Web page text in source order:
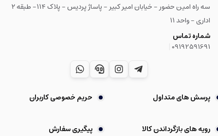
سه راه امین حضور - خیابان امیر کبیر - پاساژ پردیس - پلاک ۱۱۴- طبقه ۲
اداری - واحد ۱۱
شماره تماس
09192591691
پرسش های متداول حریم خصوصی کاربران
رویه های بازگرداندن کالا پیگیری سفارش